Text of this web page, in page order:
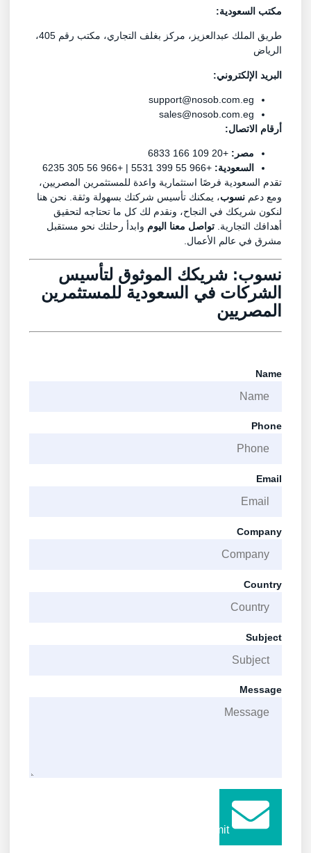
مكتب السعودية:
طريق الملك عبدالعزيز، مركز بغلف التجاري، مكتب رقم 405،
الرياض
البريد الإلكتروني:
support@nosob.com.eg
sales@nosob.com.eg
أرقام الاتصال:
مصر:+20 109 166 6833
السعودية:+966 55 399 5531 | +966 56 305 6235
تقدم السعودية فرصًا استثمارية واعدة للمستثمرين المصريين،
ومع دعمنسوب، يمكنك تأسيس شركتك بسهولة وثقة. نحن هنا
لنكون شريكك في النجاح، ونقدم لك كل ما تحتاجه لتحقيق
أهدافك التجارية.تواصل معنا اليوموابدأ رحلتك نحو مستقبل
مشرق في عالم الأعمال.
نسوب: شريكك الموثوق لتأسيس
الشركات في السعودية للمستثمرين
المصريين
Name
Phone
Email
Company
Country
Subject
Message
Submit